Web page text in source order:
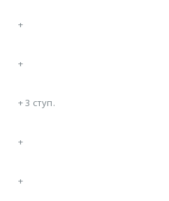
+
+
+3 ступ.
+
+